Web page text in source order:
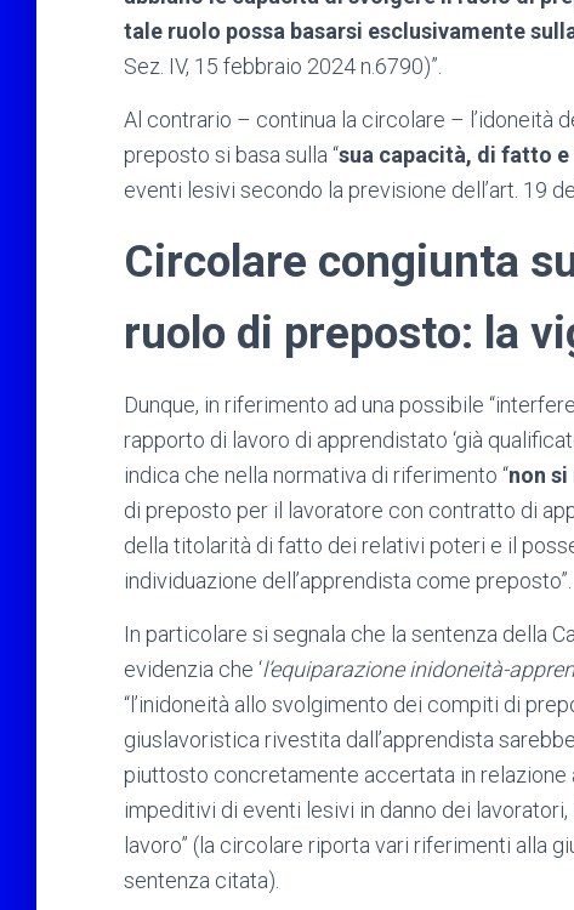
tale ruolo possa basarsi esclusivamente
Sez. IV, 15 febbraio 2024 n.6790)”.
Al contrario – continua la circolare – l’idoneità
preposto si basa sulla “sua capacità, di fatto
eventi lesivi secondo la previsione dell’art. 19
Circolare congiunta
ruolo di preposto: la
Dunque, in riferimento ad una possibile
rapporto di lavoro di apprendistato ‘già
indica che nella normativa di riferimento “non
di preposto per il lavoratore con contratto di
della titolarità di fatto dei relativi poteri e il
individuazione dell’apprendista come preposto”.
In particolare si segnala che la sentenza della
evidenzia che ‘l’equiparazione inidoneità-
“l’inidoneità allo svolgimento dei compiti di
giuslavoristica rivestita dall’apprendista
piuttosto concretamente accertata in
impeditivi di eventi lesivi in danno dei
lavoro” (la circolare riporta vari riferimenti alla
sentenza citata).